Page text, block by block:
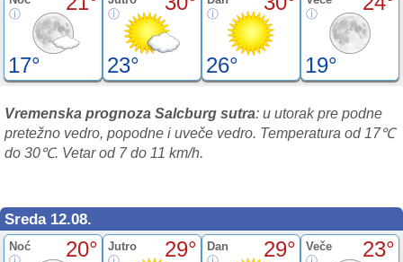
17° 23° 26° 19°
Vremenska prognoza Salcburg sutra: u utorak pre podne
pretežno vedro, popodne i uveče vedro. Temperatura od 17℃
do 30℃. Vetar od 7 do 11 km/h.
Sreda 12.08.
Noć 20° Jutro 29° Dan 29° Veče 23°